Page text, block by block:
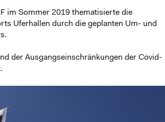
im Sommer 2019 thematisierte die
Uferhallen durch die geplanten Um- und
der Ausgangseinschränkungen der Covid-